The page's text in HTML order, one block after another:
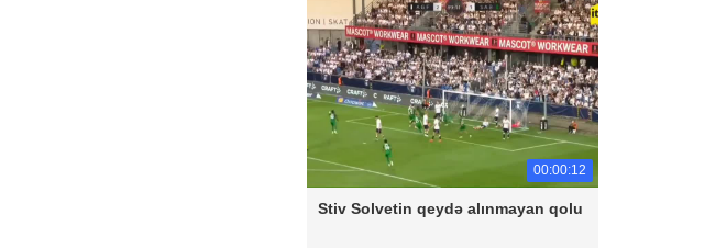
00:00:12
Stiv Solvetin qeydə alınmayan qolu